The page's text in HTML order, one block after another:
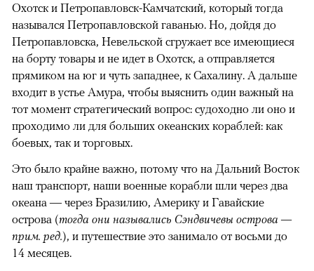
Охотск и Петропавловск-Камчатский, который тогда
назывался Петропавловской гаванью. Но, дойдя до
Петропавловска, Невельской сгружает все имеющиеся
на борту товары и не идет в Охотск, а отправляется
прямиком на юг и чуть западнее, к Сахалину. А дальше
входит в устье Амура, чтобы выяснить один важный на
тот момент стратегический вопрос: судоходно ли оно и
проходимо ли для больших океанских кораблей: как
боевых, так и торговых.
Это было крайне важно, потому что на Дальний Восток
наш транспорт, наши военные корабли шли через два
океана — через Бразилию, Америку и Гавайские
острова (тогда они назывались Сэндвичевы острова —
прим. ред.), и путешествие это занимало от восьми до
14 месяцев.